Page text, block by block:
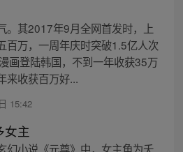
。其2017年9月全网首发时，上
百万，一周年庆时突破1.5亿人次
画登陆韩国，不到一年收获35万
来收获百万好...
15:42
女主
幻小说《元尊》中，女主角为夭